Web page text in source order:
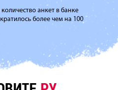
анкет в банке
более чем на 100